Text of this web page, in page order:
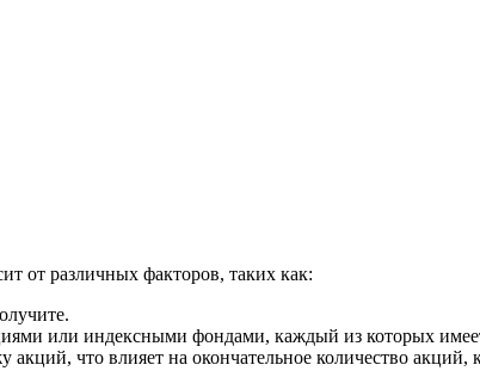
от различных факторов, таких как:
или индексными фондами, каждый из которых
что влияет на окончательное количество акций,